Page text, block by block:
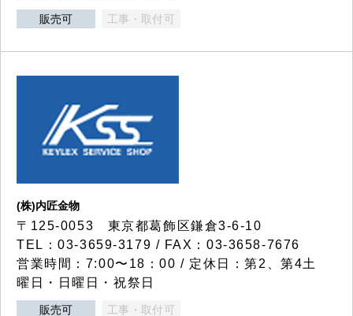
販売可 工事・取付可
(株)内匠金物
〒125-0053 東京都葛飾区鎌倉3-6-10
TEL：03-3659-3179 / FAX：03-3658-7676
営業時間：7:00〜18：00 / 定休日：第2、第4土
曜日・日曜日・祝祭日
販売可 工事・取付可